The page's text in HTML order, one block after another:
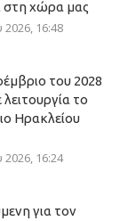
στη χώρα μας
16:48
του 2028
το
Ηρακλείου
16:24
για τον